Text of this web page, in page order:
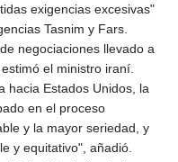
exigencias excesivas"
Tasnim y Fars.
negociaciones llevado a
el ministro iraní.
hacia Estados Unidos, la
en el proceso
y la mayor seriedad, y
y equitativo", añadió.